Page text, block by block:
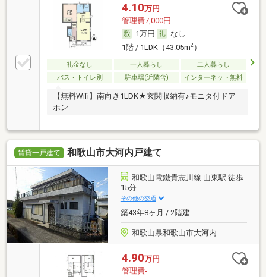
4.10万円
管理費7,000円
1万円
なし
1階 / 1LDK（43.05m2）
礼金なし 一人暮らし
二人暮らし
バス・トイレ別
駐車場(近隣含) インターネット無料
【無料Wifi】南向き1LDK★玄関収納有♪モニタ付ドア
ホン
賃貸一戸建て 和歌山市大河内戸建て
和歌山電鐵貴志川線 山東駅 徒歩
15分
その他の交通
築43年8ヶ月 / 2階建
和歌山県和歌山市大河内
4.90万円
管理費-